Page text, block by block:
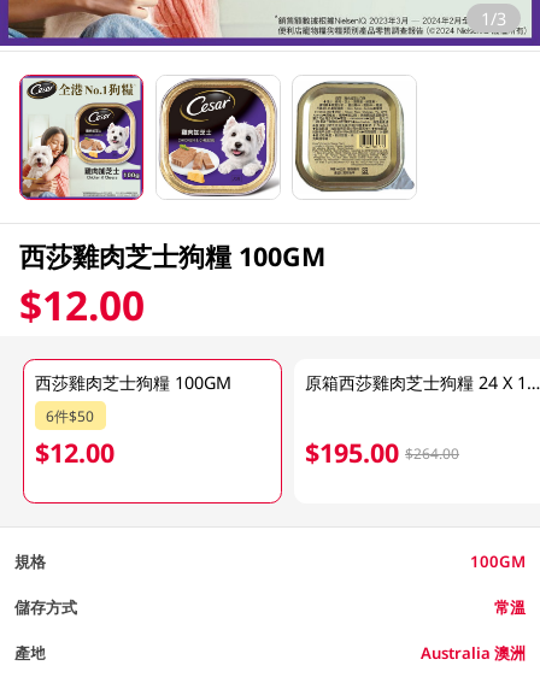
1/3
西莎雞肉芝士狗糧 100GM
$12.00
西莎雞肉芝士狗糧 100GM
6件$50
$12.00
原箱西莎雞肉芝士狗糧 24 X 100GM
$195.00 $264.00
規格 100GM
儲存方式 常溫
產地 Australia 澳洲